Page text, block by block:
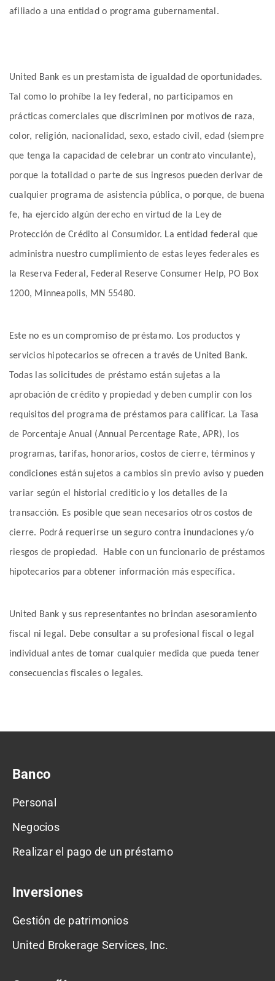
afiliado a una entidad o programa gubernamental.
United Bank es un prestamista de igualdad de oportunidades.
Tal como lo prohíbe la ley federal, no participamos en
prácticas comerciales que discriminen por motivos de raza,
color, religión, nacionalidad, sexo, estado civil, edad (siempre
que tenga la capacidad de celebrar un contrato vinculante),
porque la totalidad o parte de sus ingresos pueden derivar de
cualquier programa de asistencia pública, o porque, de buena
fe, ha ejercido algún derecho en virtud de la Ley de
Protección de Crédito al Consumidor. La entidad federal que
administra nuestro cumplimiento de estas leyes federales es
la Reserva Federal, Federal Reserve Consumer Help, PO Box
1200, Minneapolis, MN 55480.
Este no es un compromiso de préstamo. Los productos y
servicios hipotecarios se ofrecen a través de United Bank.
Todas las solicitudes de préstamo están sujetas a la
aprobación de crédito y propiedad y deben cumplir con los
requisitos del programa de préstamos para calificar. La Tasa
de Porcentaje Anual (Annual Percentage Rate, APR), los
programas, tarifas, honorarios, costos de cierre, términos y
condiciones están sujetos a cambios sin previo aviso y pueden
variar según el historial crediticio y los detalles de la
transacción. Es posible que sean necesarios otros costos de
cierre. Podrá requerirse un seguro contra inundaciones y/o
riesgos de propiedad. Hable con un funcionario de préstamos
hipotecarios para obtener información más específica.
United Bank y sus representantes no brindan asesoramiento
fiscal ni legal. Debe consultar a su profesional fiscal o legal
individual antes de tomar cualquier medida que pueda tener
consecuencias fiscales o legales.
Banco
Personal
Negocios
Realizar el pago de un préstamo
Inversiones
Gestión de patrimonios
United Brokerage Services, Inc.